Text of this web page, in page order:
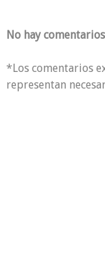
No hay
*Los comentarios
representan